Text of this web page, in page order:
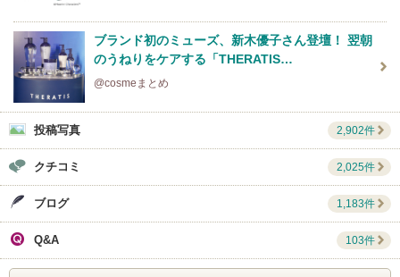
ブランド初のミューズ、新木優子さん登壇！ 翌朝
のうねりをケアする「THERATIS…
@cosmeまとめ
投稿写真 2,902件
クチコミ 2,025件
ブログ 1,183件
Q&A 103件